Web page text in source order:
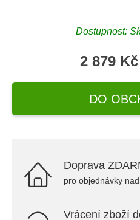
Dostupnost:
2 879 Kč
DO
Doprava
pro objednávky
Vrácení zboží